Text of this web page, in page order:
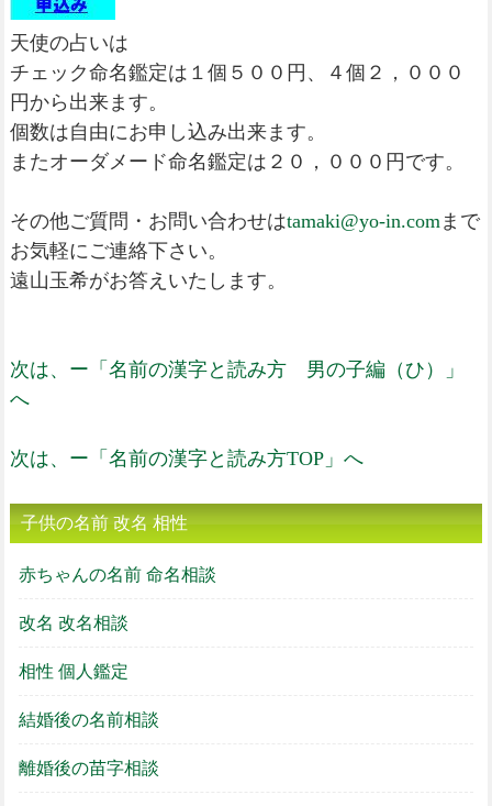
天使の占いは
チェック命名鑑定は１個５００円、４個２，０００
円から出来ます。
個数は自由にお申し込み出来ます。
またオーダメード命名鑑定は２０，０００円です。
その他ご質問・お問い合わせはtamaki@yo-in.comまで
お気軽にご連絡下さい。
遠山玉希がお答えいたします。
次は、ー「名前の漢字と読み方 男の子編（ひ）」
へ
次は、ー「名前の漢字と読み方TOP」へ
子供の名前 改名 相性
赤ちゃんの名前 命名相談
改名 改名相談
相性 個人鑑定
結婚後の名前相談
離婚後の苗字相談